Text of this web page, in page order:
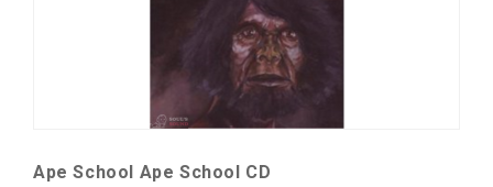
Ape School Ape School CD